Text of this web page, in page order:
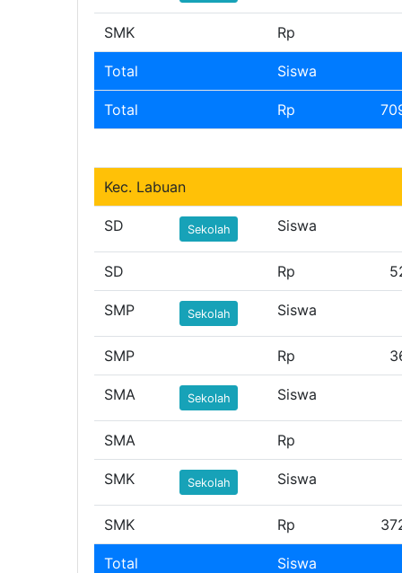
SMK Rp
Total Siswa
Total Rp
Kec. Labuan
SD Sekolah Siswa
SD Rp
SMP Sekolah Siswa
SMP Rp
SMA Sekolah Siswa
SMA Rp
SMK Sekolah Siswa
SMK Rp
Total Siswa